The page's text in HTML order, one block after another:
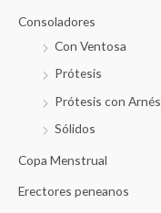
Consoladores
Con Ventosa
Prótesis
Prótesis con Arnés
Sólidos
Copa Menstrual
Erectores peneanos